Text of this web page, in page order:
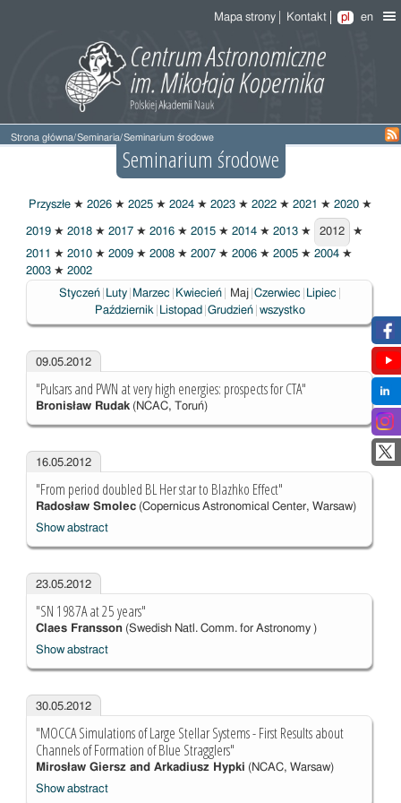
Mapa strony Kontakt pl en
Strona główna/Seminaria/Seminarium środowe
Seminarium środowe
Przyszłe ★ 2026 ★ 2025 ★ 2024 ★ 2023 ★ 2022 ★ 2021 ★ 2020 ★
2019 ★ 2018 ★ 2017 ★ 2016 ★ 2015 ★ 2014 ★ 2013 ★
2012
2012
★
2011 ★ 2010 ★ 2009 ★ 2008 ★ 2007 ★ 2006 ★ 2005 ★ 2004 ★
2003 ★ 2002
Styczeń
Luty Marzec Kwiecień Wybrane
Maj Czerwiec
Lipiec
Październik
Listopad Grudzień wszystko
09.05.2012
"Pulsars and PWN at very high energies: prospects for CTA"
Bronisław Rudak(NCAC, Toruń)
16.05.2012
"From period doubled BL Her star to Blazhko Effect"
Radosław Smolec(Copernicus Astronomical Center, Warsaw)
Show abstract
23.05.2012
"SN 1987A at 25 years"
Claes Fransson(Swedish Natl. Comm. for Astronomy )
Show abstract
30.05.2012
"MOCCA Simulations of Large Stellar Systems - First Results about
Channels of Formation of Blue Stragglers"
Mirosław Giersz and Arkadiusz Hypki (NCAC, Warsaw)
Show abstract